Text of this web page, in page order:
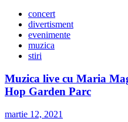
concert
divertisment
evenimente
muzica
stiri
Muzica live cu Maria
Hop Garden Parc
martie 12, 2021